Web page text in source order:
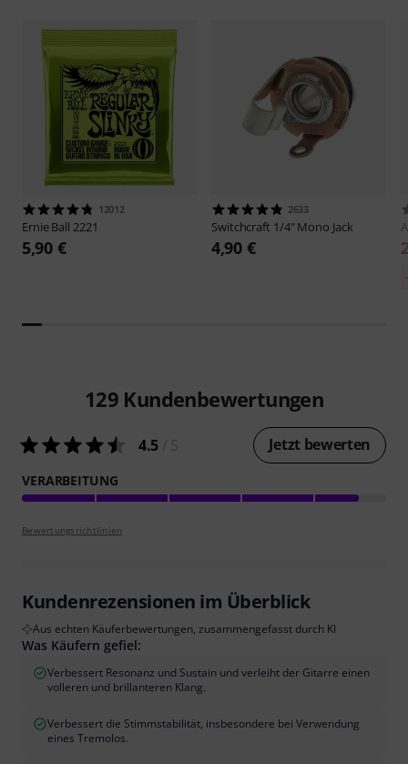
12012
Ernie Ball 2221
5,90 €
2633
Switchcraft 1/4" Mono Jack
4,90 €
129 Kundenbewertungen
4.5 Jetzt bewerten
VERARBEITUNG
Bewertungsrichtlinien
Kundenrezensionen im Überblick
Aus echten Käuferbewertungen, zusammengefasst durch KI
Was Käufern gefiel:
Verbessert Resonanz und Sustain und verleiht der Gitarre einen
volleren und brillanteren Klang.
Verbessert die Stimmstabilität, insbesondere bei Verwendung
eines Tremolos.